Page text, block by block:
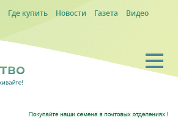
Где купить Новости Газета
Видео